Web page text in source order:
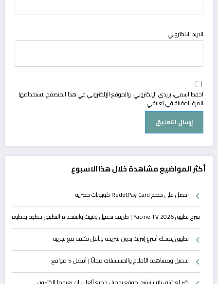
البريد الالكتروني
احفظ اسمي، بريدي الإلكتروني، والموقع الإلكتروني في هذا المتصفح لاستخدامها
المرة المقبلة في تعليقي.
أكثر المواضيع مشاهدة خلال هذا الاسبوع
احصل على خصم RedotPay Card كوبونات حصرية
شرح تطبيق Yacine TV 2026 | طريقة تحميل وتثبيت واستخدام التطبيق خطوة بخطوة
تطبيق يمنحك أسرع إنترنت بدون شريحة وبأقل تكلفة مع تجريبة
تحميل ومشاهدة الأفلام والمسلسلات مجانًا | أفضل 5 مواقع